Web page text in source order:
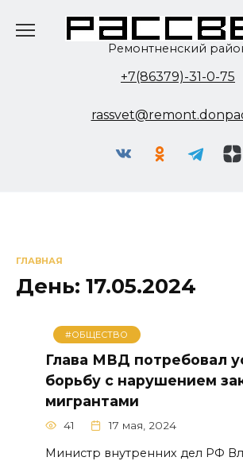
Ремонтненский
+7(86379)-31-0-75
ГЛАВНАЯ
День: 17.05.2024
#ОБЩЕСТВО
Глава МВД потребовал
борьбу с нарушением
мигрантами
41 17 мая, 2024
Министр внутренних дел РФ